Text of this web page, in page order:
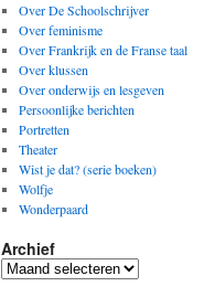
Over De Schoolschrijver
Over feminisme
Over Frankrijk en de Franse taal
Over klussen
Over onderwijs en lesgeven
Persoonlijke berichten
Portretten
Theater
Wist je dat? (serie boeken)
Wolfje
Wonderpaard
Archief
Archief